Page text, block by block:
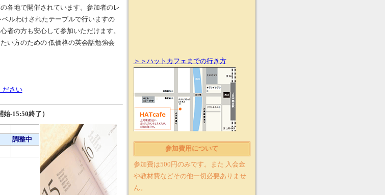
各地で開催されています。参加者のレ
ルわけされたテーブルで行いますの
者の方も安心して参加いただけます。
い方のための 低価格の英会話勉強会
ださい
-15:50終了）
＞＞ハットカフェまでの行き方
参加費用について
参加費は500円のみです。また 入会金
や教材費などその他一切必要ありませ
ん。